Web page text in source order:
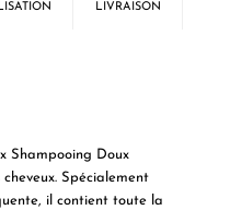
LIVRAISON
Shampooing Doux
Spécialement
il contient toute la